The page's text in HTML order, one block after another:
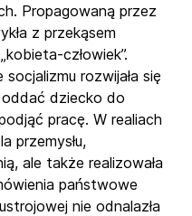
Propagowaną przez
z przekąsem
człowiek”.
socjalizmu rozwijała się
oddać dziecko do
pracę. W realiach
przemysłu,
ale także realizowała
państwowe
nie odnalazła